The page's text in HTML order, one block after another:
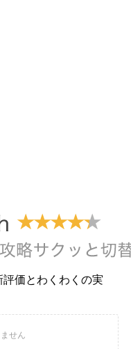
評価とわくわくの実